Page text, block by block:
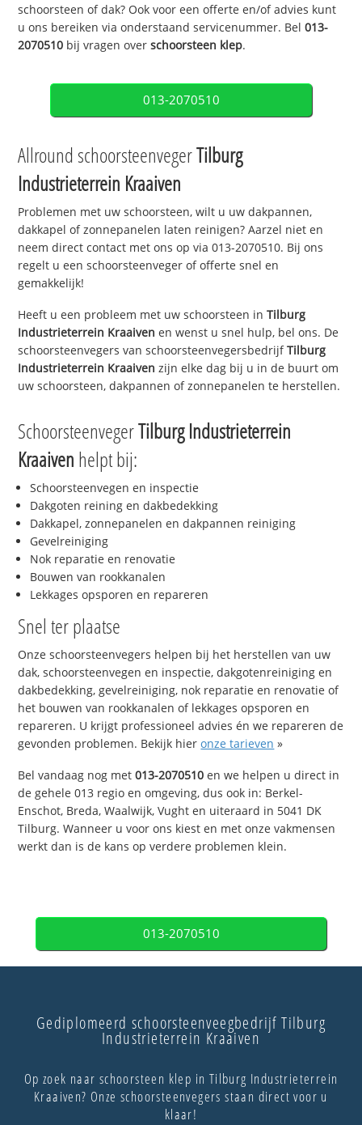
schoorsteen of dak? Ook voor een offerte en/of advies kunt
u ons bereiken via onderstaand servicenummer. Bel013-
2070510 bij vragen overschoorsteen klep.
013-2070510
Allround schoorsteenvegerTilburg
Industrieterrein Kraaiven
Problemen met uw schoorsteen, wilt u uw dakpannen,
dakkapel of zonnepanelen laten reinigen? Aarzel niet en
neem direct contact met ons op via 013-2070510. Bij ons
regelt u een schoorsteenveger of offerte snel en
gemakkelijk!
Heeft u een probleem met uw schoorsteen inTilburg
Industrieterrein Kraaiven en wenst u snel hulp, bel ons. De
schoorsteenvegers van schoorsteenvegersbedrijfTilburg
Industrieterrein Kraaiven zijn elke dag bij u in de buurt om
uw schoorsteen, dakpannen of zonnepanelen te herstellen.
SchoorsteenvegerTilburg Industrieterrein
Kraaiven helpt bij:
Schoorsteenvegen en inspectie
Dakgoten reining en dakbedekking
Dakkapel, zonnepanelen en dakpannen reiniging
Gevelreiniging
Nok reparatie en renovatie
Bouwen van rookkanalen
Lekkages opsporen en repareren
Snel ter plaatse
Onze schoorsteenvegers helpen bij het herstellen van uw
dak, schoorsteenvegen en inspectie, dakgotenreiniging en
dakbedekking, gevelreiniging, nok reparatie en renovatie of
het bouwen van rookkanalen of lekkages opsporen en
repareren. U krijgt professioneel advies én we repareren de
gevonden problemen. Bekijk hieronze tarieven »
Bel vandaag nog met013-2070510 en we helpen u direct in
de gehele 013 regio en omgeving, dus ook in: Berkel-
Enschot, Breda, Waalwijk, Vught en uiteraard in 5041 DK
Tilburg. Wanneer u voor ons kiest en met onze vakmensen
werkt dan is de kans op verdere problemen klein.
013-2070510
Gediplomeerd schoorsteenveegbedrijf Tilburg
Industrieterrein Kraaiven
Op zoek naar schoorsteen klep in Tilburg Industrieterrein
Kraaiven? Onze schoorsteenvegers staan direct voor u
klaar!